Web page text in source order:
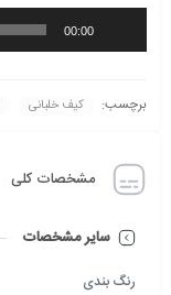
صوت
00:00
برچسب: کیف خلبانی
مشخصات کلی
سایر مشخصات
رنگ بندی